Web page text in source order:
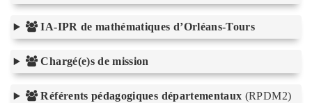
IA-IPR de mathématiques d’Orléans-Tours
Chargé(e)s de mission
Référents pédagogiques départementaux (RPDM2)